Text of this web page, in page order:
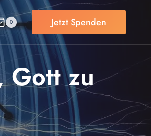
0 Jetzt Spenden
Gott zu